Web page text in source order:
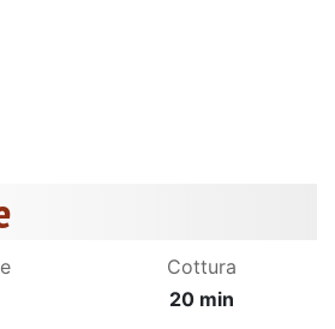
Cottura
20 min